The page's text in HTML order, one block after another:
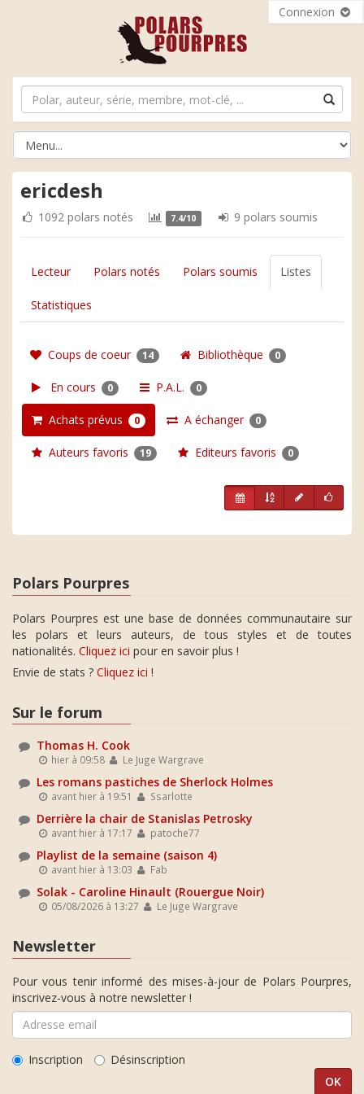
Connexion
ericdesh
1092 polars notés 7.4/10 9 polars soumis
Lecteur Polars notés Polars soumis Listes
Statistiques
Coups de coeur 14 Bibliothèque 0
En cours 0 P.A.L. 0
Achats prévus 0 A échanger 0
Auteurs favoris 19 Editeurs favoris 0
Polars Pourpres
Polars Pourpres est une base de données communautaire sur
les polars et leurs auteurs, de tous styles et de toutes
nationalités. Cliquez ici pour en savoir plus !
Envie de stats ? Cliquez ici !
Sur le forum
Thomas H. Cook
hier à 09:58 Le Juge Wargrave
Les romans pastiches de Sherlock Holmes
avant hier à 19:51 Ssarlotte
Derrière la chair de Stanislas Petrosky
avant hier à 17:17 patoche77
Playlist de la semaine (saison 4)
avant hier à 13:03 Fab
Solak - Caroline Hinault (Rouergue Noir)
05/08/2026 à 13:27 Le Juge Wargrave
Newsletter
Pour vous tenir informé des mises-à-jour de Polars Pourpres,
inscrivez-vous à notre newsletter !
Inscription Désinscription